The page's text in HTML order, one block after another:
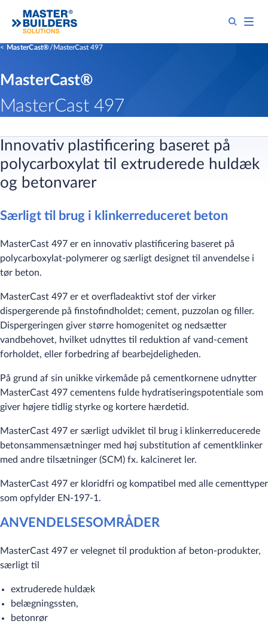
MasterCast® MasterCast 497
MasterCast®
MasterCast 497
Innovativ plastificering baseret på
polycarboxylat til extruderede huldæk
og betonvarer
Særligt til brug i klinkerreduceret beton
MasterCast 497 er en innovativ plastificering baseret på
polycarboxylat-polymerer og særligt designet til anvendelse i
tør beton.
MasterCast 497 er et overfladeaktivt stof der virker
dispergerende på finstofindholdet; cement, puzzolan og filler.
Dispergeringen giver større homogenitet og nedsætter
vandbehovet, hvilket udnyttes til reduktion af vand-cement
forholdet, eller forbedring af bearbejdeligheden.
På grund af sin unikke virkemåde på cementkornene udnytter
MasterCast 497 cementens fulde hydratiseringspotentiale som
giver højere tidlig styrke og kortere hærdetid.
MasterCast 497 er særligt udviklet til brug i klinkerreducerede
betonsammensætninger med høj substitution af cementklinker
med andre tilsætninger (SCM) fx. kalcineret ler.
MasterCast 497 er kloridfri og kompatibel med alle cementtyper
som opfylder EN-197-1.
ANVENDELSESOMRÅDER
MasterCast 497 er velegnet til produktion af beton-produkter,
særligt til
extruderede huldæk
belægningssten,
betonrør